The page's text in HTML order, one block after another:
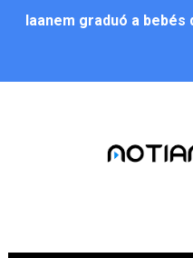
Iaanem graduó a
Alcalde Nelson